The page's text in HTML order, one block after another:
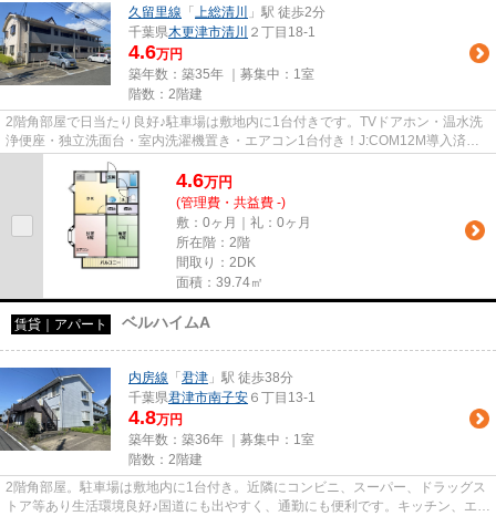
久留里線 「 上総清川
」駅 徒歩2分
千葉県木更津市清川 ２丁目18-1
4.6万円
築年数：築35年 ｜募集中： 1室
階数：2階建
2階角部屋で日当たり良好♪駐車場は敷地内に1台付きです。TVドアホン・温水洗
浄便座・独立洗面台・室内洗濯機置き・エアコン1台付き！J:COM12M導入済み
でインターネット無料です！木更...
4.6万円
(管理費・共益費 -)
敷：0ヶ月｜礼：0ヶ月
所在階：2階
間取り：2DK
面積：39.74㎡
賃貸｜アパート ベルハイムA
内房線 「 君津 」駅 徒歩38分
千葉県君津市南子安 ６丁目13-1
4.8万円
築年数：築36年 ｜募集中： 1室
階数：2階建
2階角部屋。駐車場は敷地内に1台付き。近隣にコンビニ、スーパー、ドラッグス
トア等あり生活環境良好♪国道にも出やすく、通勤にも便利です。キッチン、エア